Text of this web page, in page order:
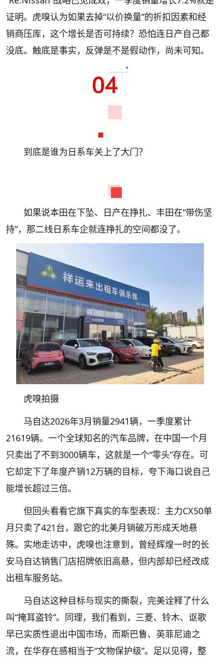
证明。虎嗅认为如果去掉“以价换量”的折扣因素和经
销商压库，这个增长是否可持续？恐怕连日产自己都
没底。触底是事实，反弹是不是假动作，尚未可知。
到底是谁为日系车关上了大门？
如果说本田在下坠、日产在挣扎、丰田在“带伤坚
持”，那二线日系车企就连挣扎的空间都没了。
虎嗅拍摄
马自达2026年3月销量2941辆，一季度累计
21619辆。一个全球知名的汽车品牌，在中国一个月
只卖出了不到3000辆车，这就是一个“零头”存在。可
它却定下了年度产销12万辆的目标，夸下海口说自己
能增长超过三倍。
但回头看看它旗下真实的车型表现：主力CX50单
月只卖了421台，跟它的北美月销破万形成天地悬
殊。实地走访中，虎嗅也注意到，曾经辉煌一时的长
安马自达销售门店招牌依旧高悬，但内部却已经改成
出租车服务站。
马自达这种目标与现实的撕裂，完美诠释了什么
叫“掩耳盗铃”。同理，我们看到，三菱、铃木、讴歌
早已实质性退出中国市场，而斯巴鲁、英菲尼迪之
流，在华存在感相当于“文物保护级”。足以见得，整